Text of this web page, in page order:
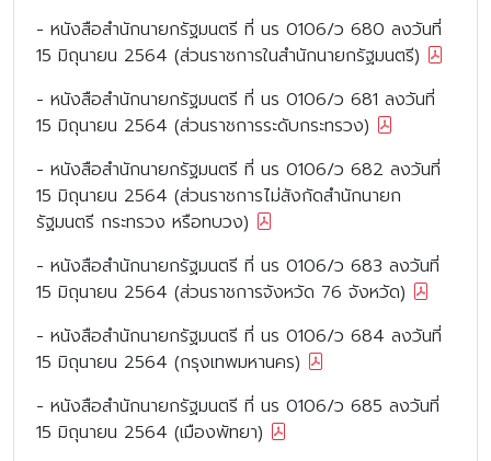
- หนังสือสำนักนายกรัฐมนตรี ที่ นร 0106/ว 680 ลงวันที่
15 มิถุนายน 2564 (ส่วนราชการในสำนักนายกรัฐมนตรี)
- หนังสือสำนักนายกรัฐมนตรี ที่ นร 0106/ว 681 ลงวันที่
15 มิถุนายน 2564 (ส่วนราชการระดับกระทรวง)
- หนังสือสำนักนายกรัฐมนตรี ที่ นร 0106/ว 682 ลงวันที่
15 มิถุนายน 2564 (ส่วนราชการไม่สังกัดสำนักนายก
รัฐมนตรี กระทรวง หรือทบวง)
- หนังสือสำนักนายกรัฐมนตรี ที่ นร 0106/ว 683 ลงวันที่
15 มิถุนายน 2564 (ส่วนราชการจังหวัด 76 จังหวัด)
- หนังสือสำนักนายกรัฐมนตรี ที่ นร 0106/ว 684 ลงวันที่
15 มิถุนายน 2564 (กรุงเทพมหานคร)
- หนังสือสำนักนายกรัฐมนตรี ที่ นร 0106/ว 685 ลงวันที่
15 มิถุนายน 2564 (เมืองพัทยา)